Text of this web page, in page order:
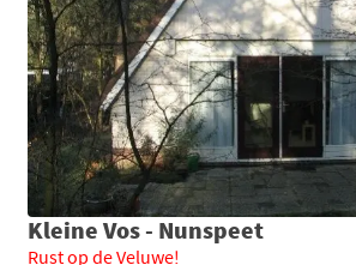
Kleine Vos - Nunspeet
Rust op de Veluwe!